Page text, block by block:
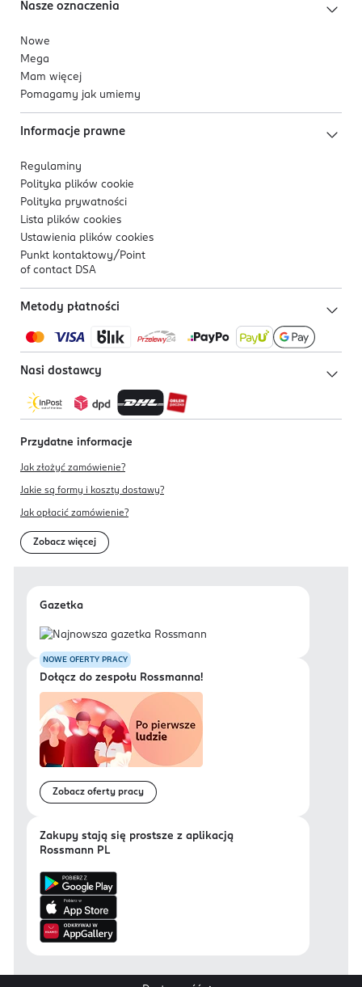
Nasze oznaczenia
Nowe
Mega
Mam więcej
Pomagamy jak umiemy
Informacje prawne
Regulaminy
Polityka plików cookie
Polityka prywatności
Lista plików cookies
Ustawienia plików cookies
Punkt kontaktowy/ Point
of contact DSA
Metody płatności
Nasi dostawcy
Przydatne informacje
Jak złożyć zamówienie?
Jakie są formy i koszty dostawy?
Jak opłacić zamówienie?
Zobacz więcej
Gazetka
NOWE OFERTY PRACY
Dołącz do zespołu Rossmanna!
Zobacz oferty pracy
Zakupy stają się prostsze z aplikacją
Rossmann PL